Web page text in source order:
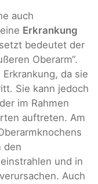
auch
Erkrankung
bedeutet der
Oberarm“.
da sie
Sie kann jedoch
im Rahmen
auftreten. Am
den
und in
Auch